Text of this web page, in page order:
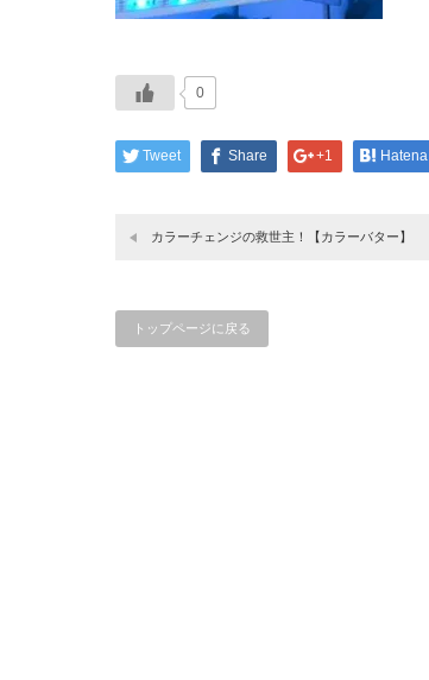
0
Tweet Share +1 Hatena
カラーチェンジの救世主！【カラーバター】
トップページに戻る